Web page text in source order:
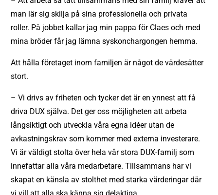
man lär sig skilja på sina professionella och privata
roller. På jobbet kallar jag min pappa för Claes och med
mina bröder får jag lämna syskonchargongen hemma.
Att hålla företaget inom familjen är något de värdesätter
stort.
– Vi drivs av friheten och tycker det är en ynnest att få
driva DUX själva. Det ger oss möjligheten att arbeta
långsiktigt och utveckla våra egna idéer utan de
avkastningskrav som kommer med externa investerare.
Vi är väldigt stolta över hela vår stora DUX-familj som
innefattar alla våra medarbetare. Tillsammans har vi
skapat en känsla av stolthet med starka värderingar där